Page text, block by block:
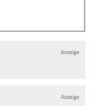
Anzeige
Anzeige